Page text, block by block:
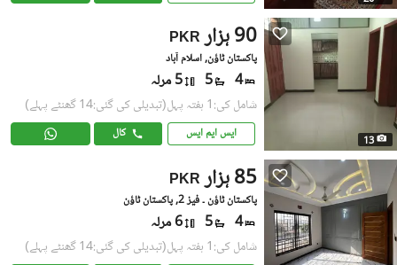
13
PKR 90 ہزار
پاکستان ٹاؤن, اسلام آباد
4
5 5 مرلہ
شامل کی:1 ہفتہ پہل (تبدیلی کی گئی:14 گھنٹے پہلے)
ایس ایم ایس کال
PKR 85 ہزار
پاکستان ٹاؤن ۔ فیز 2, پاکستان ٹاؤن
4
5 6 مرلہ
شامل کی:1 ہفتہ پہل (تبدیلی کی گئی:14 گھنٹے پہلے)